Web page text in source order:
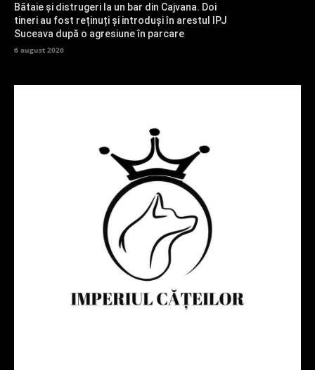
Bătaie și distrugeri la un bar din Cajvana. Doi
tineri au fost reținuți și introduși în arestul IPJ
Suceava după o agresiune în parcare
6 august 2026